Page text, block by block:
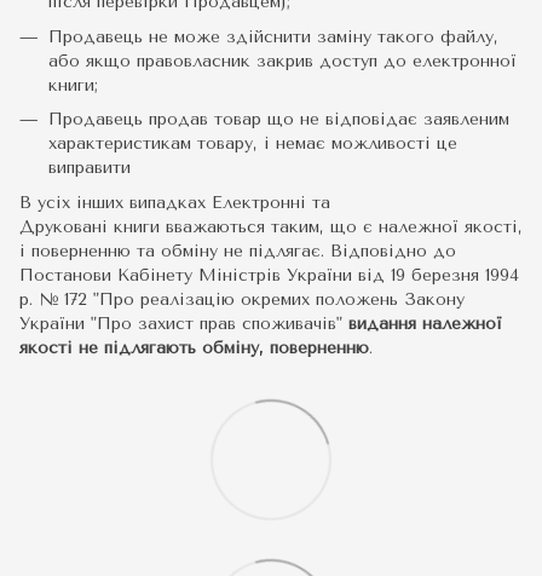
Продавець не може здійснити заміну такого файлу,
або якщо правовласник закрив доступ до електронної
книги;
Продавець продав товар що не відповідає заявленим
характеристикам товару, і немає можливості це
виправити
В усіх інших випадках Електронні та
Друковані книги вважаються таким, що є належної якості,
і поверненню та обміну не підлягає. Відповідно до
Постанови Кабінету Міністрів України від 19 березня 1994
р. № 172 "Про реалізацію окремих положень Закону
України "Про захист прав споживачів" видання належної
якості не підлягають обміну, поверненню.